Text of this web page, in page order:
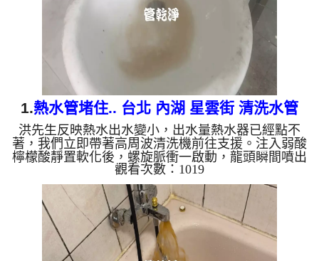
1.熱水管堵住.. 台北 內湖 星雲街 清洗水管
洪先生反映熱水出水變小，出水量熱水器已經點不
著，我們立即帶著高周波清洗機前往支援。注入弱酸
檸檬酸靜置軟化後，螺旋脈衝一啟動，龍頭瞬間噴出
黃水！顏色越來越深，經過兩小時努力，熱水出水量
終於恢復。 為什麼水管需要定期「大掃除」？ 單靠
水壓帶不走管壁陳年汙垢。不同的水質顏色，反映了
不同的居家隱患： 棕色（鐵鏽）： 管線老化徵兆。
黑色（氧化錳）： 常見於地下水源。 綠色（銅
綠）： 銅合金接頭氧化。 乳白（生物膜）： 細菌黏
液滋生的...
觀看次數：1019